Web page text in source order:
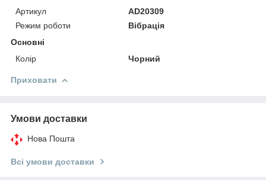
Артикул
AD20309
Режим роботи
Вібрація
Основні
Колір
Чорний
Приховати
Умови доставки
Нова Пошта
Всі умови доставки